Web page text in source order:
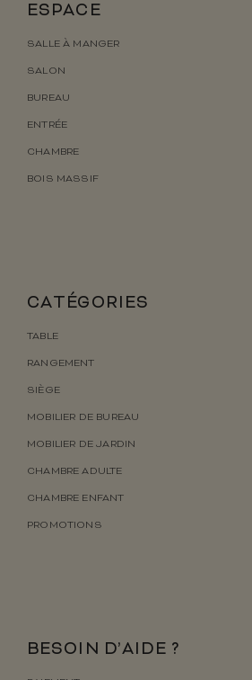
ESPACE
SALLE À MANGER
SALON
BUREAU
ENTRÉE
CHAMBRE
BOIS MASSIF
CATÉGORIES
TABLE
RANGEMENT
SIÈGE
MOBILIER DE BUREAU
MOBILIER DE JARDIN
CHAMBRE ADULTE
CHAMBRE ENFANT
PROMOTIONS
BESOIN D’AIDE ?